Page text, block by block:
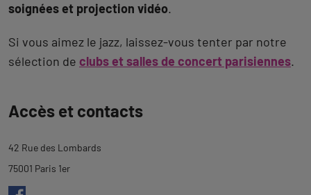
soignées et projection vidéo.
Si vous aimez le jazz, laissez-vous tenter par notre
sélection de clubs et salles de concert parisiennes.
àAccès et contacts
42 Rue des Lombards
75001 Paris 1er